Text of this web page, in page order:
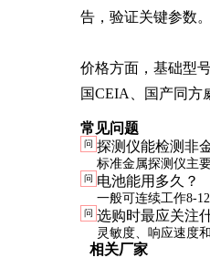
告，验证关键参数。
价格方面，基础型
国CEIA、国产同方
常见问题
问 探测仪能检测非
标准金属探测仪主
术可以识别某些电
查。
问 电池能用多久？
一般可连续工作8-
型号通常比镍氢电
问 选购时最应关注
灵敏度、响应速度
场景，如便携性、
相关厂家